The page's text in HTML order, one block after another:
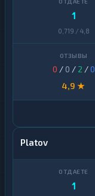
1
0,719 / 4,8
0 / 0 / 2 /0
4,9 ★
Platov
1